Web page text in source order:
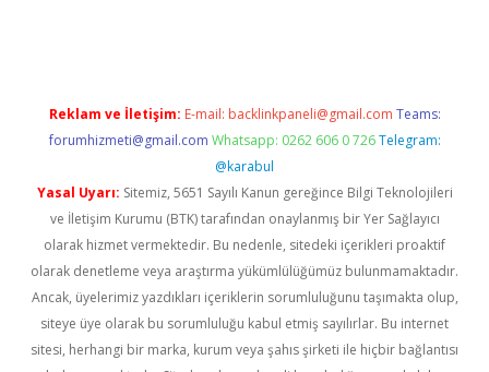
Reklam ve İletişim: E-mail: backlinkpaneli@gmail.com Teams:
forumhizmeti@gmail.com Whatsapp: 0262 606 0 726 Telegram:
@karabul
Yasal Uyarı: Sitemiz, 5651 Sayılı Kanun gereğince Bilgi Teknolojileri
ve İletişim Kurumu (BTK) tarafından onaylanmış bir Yer Sağlayıcı
olarak hizmet vermektedir. Bu nedenle, sitedeki içerikleri proaktif
olarak denetleme veya araştırma yükümlülüğümüz bulunmamaktadır.
Ancak, üyelerimiz yazdıkları içeriklerin sorumluluğunu taşımakta olup,
siteye üye olarak bu sorumluluğu kabul etmiş sayılırlar. Bu internet
sitesi, herhangi bir marka, kurum veya şahıs şirketi ile hiçbir bağlantısı